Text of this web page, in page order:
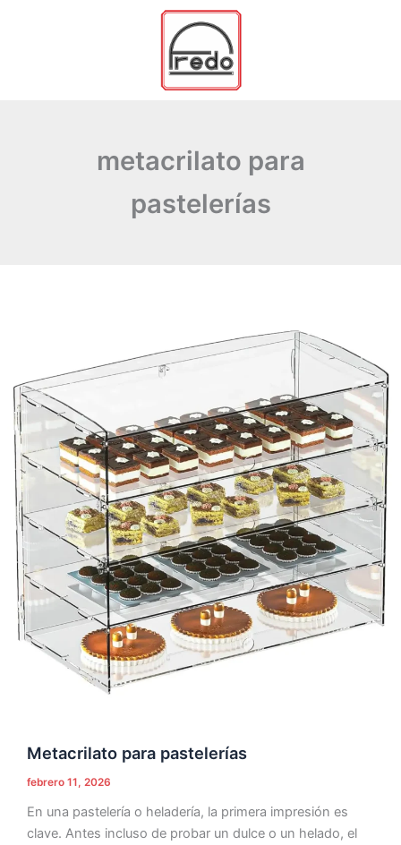
metacrilato para
pastelerías
Metacrilato para pastelerías
febrero 11, 2026
En una pastelería o heladería, la primera impresión es
clave. Antes incluso de probar un dulce o un helado, el
pastelerías